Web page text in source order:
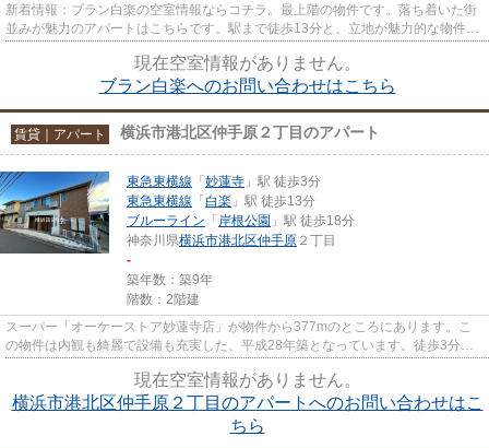
新着情報：ブラン白楽の空室情報ならコチラ。最上階の物件です。落ち着いた街
並みが魅力のアパートはこちらです。駅まで徒歩13分と、立地が魅力的な物件で
現在空室情報がありません。
ブラン白楽へのお問い合わせはこちら
賃貸｜アパート 横浜市港北区仲手原２丁目のアパート
東急東横線 「 妙蓮寺 」駅 徒歩3分
東急東横線 「 白楽 」駅 徒歩13分
ブルーライン 「 岸根公園 」駅 徒歩18分
神奈川県横浜市港北区仲手原 ２丁目
-
築年数：築9年
階数：2階建
スーパー「オーケーストア妙蓮寺店」が物件から377mのところにあります。こ
の物件は内観も綺麗で設備も充実した、平成28年築となっています。徒歩3分に
現在空室情報がありません。
横浜市港北区仲手原２丁目のアパートへのお問い合わせはこ
ちら